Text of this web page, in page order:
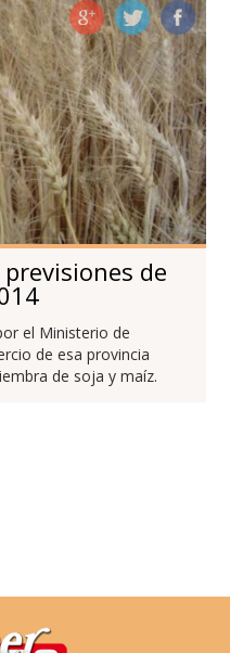
de
el Ministerio de
de esa provincia
de soja y maíz.